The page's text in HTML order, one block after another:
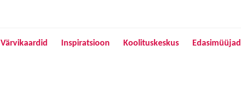
Värvikaardid Inspiratsioon Koolituskeskus Edasimüüjad